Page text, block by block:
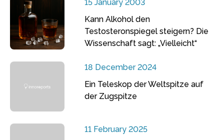
15 January 2003
Kann Alkohol den
Testosteronspiegel steigern? Die
Wissenschaft sagt: „Vielleicht“
18 December 2024
Ein Teleskop der Weltspitze auf
der Zugspitze
11 February 2025